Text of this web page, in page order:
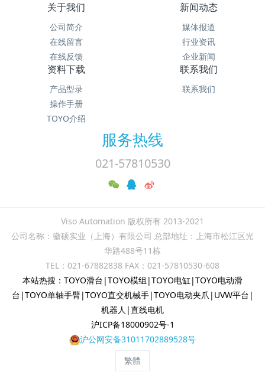
关于我们
公司简介
在线留言
在线反馈
新闻动态
媒体报道
行业资讯
企业新闻
资料下载
产品型录
操作手册
TOYO介绍
联系我们
联系我们
服务热线
021-57810530
Viso Automation 版权所有 2013-2021
公司名称：徽硕实业（上海）有限公司 总部地址：上海市松江区光
华路488号11栋
TEL：021-67882838 FAX：021-57810530-608
本站热搜：TOYO滑台|TOYO模组|TOYO电缸|TOYO电动滑
台|TOYO单轴手臂|TOYO直交机械手|TOYO电动夹爪|UVW平台|
机器人|直线电机
沪ICP备18000902号-1
沪公网安备31011702889528号
繁體